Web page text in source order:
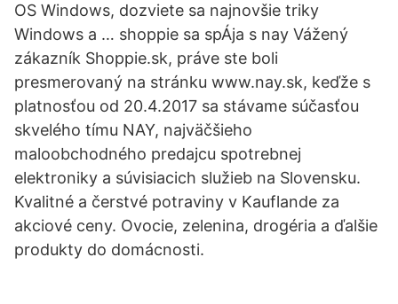
OS Windows, dozviete sa najnovšie triky
Windows a … shoppie sa spÁja s nay Vážený
zákazník Shoppie.sk, práve ste boli
presmerovaný na stránku www.nay.sk, keďže s
platnosťou od 20.4.2017 sa stávame súčasťou
skvelého tímu NAY, najväčšieho
maloobchodného predajcu spotrebnej
elektroniky a súvisiacich služieb na Slovensku.
Kvalitné a čerstvé potraviny v Kauflande za
akciové ceny. Ovocie, zelenina, drogéria a ďalšie
produkty do domácnosti.